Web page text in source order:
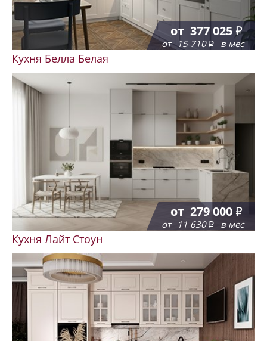
от 377 025
от 15 710 в мес
Кухня Белла Белая
от 279 000
от 11 630 в мес
Кухня Лайт Стоун